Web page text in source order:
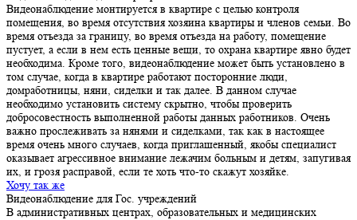
Видеонаблюдение монтируется в квартире с целью контроля
помещения, во время отсутствия хозяина квартиры и членов семьи. Во
время отъезда за границу, во время отъезда на работу, помещение
пустует, а если в нем есть ценные вещи, то охрана квартире явно будет
необходима. Кроме того, видеонаблюдение может быть установлено в
том случае, когда в квартире работают посторонние люди,
домработницы, няни, сиделки и так далее. В данном случае
необходимо установить систему скрытно, чтобы проверить
добросовестность выполненной работы данных работников. Очень
важно прослеживать за нянями и сиделками, так как в настоящее
время очень много случаев, когда приглашенный, якобы специалист
оказывает агрессивное внимание лежачим больным и детям, запугивая
их, и грозя расправой, если те хоть что-то скажут хозяйке.
Хочу так же
Видеонаблюдение для Гос. учреждений
В административных центрах, образовательных и медицинских